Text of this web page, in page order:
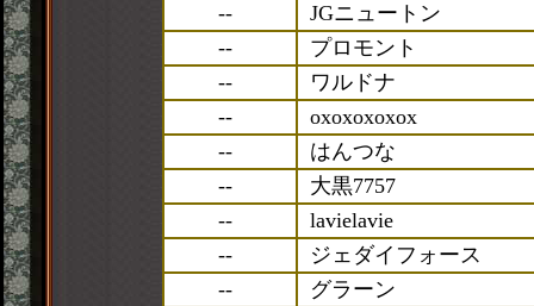
--
JGニュートン
--
プロモント
--
ワルドナ
--
oxoxoxoxox
--
はんつな
--
大黒7757
--
lavielavie
--
ジェダイフォース
--
グラーン